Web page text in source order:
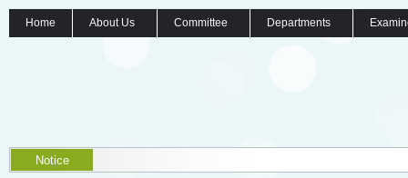
Home About Us Committee Departments
Notice